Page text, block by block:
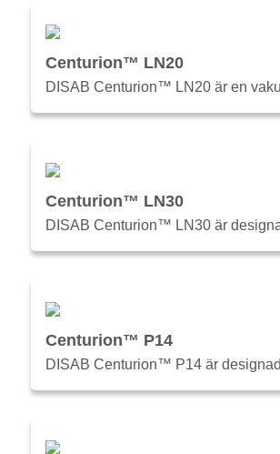
Centurion™ LN20
DISAB Centurion™ LN20 är en
Centurion™ LN30
DISAB Centurion™ LN30 är
Centurion™ P14
DISAB Centurion™ P14 är